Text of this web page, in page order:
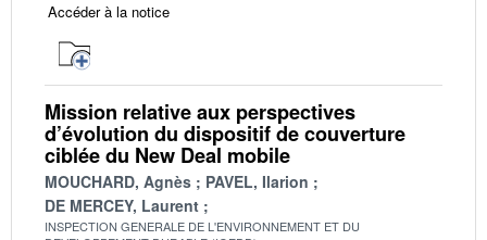
Accéder à la notice
Mission relative aux perspectives
d’évolution du dispositif de couverture
ciblée du New Deal mobile
MOUCHARD, Agnès
PAVEL, Ilarion
DE MERCEY, Laurent
INSPECTION GENERALE DE L'ENVIRONNEMENT ET DU